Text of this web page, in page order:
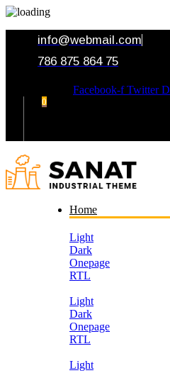
info@webmail.com
786 875 864 75
Facebook-f Twitter
0
Home
Light
Dark
Onepage
RTL
Light
Dark
Onepage
RTL
Light